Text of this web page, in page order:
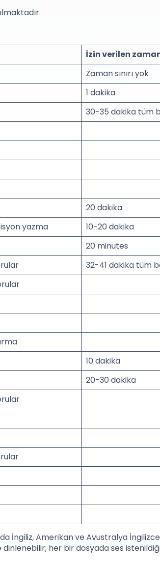
İzin verilen
Zaman sınırı yok
1 dakika
30-35 dakika tüm
20 dakika
yazma
10-20 dakika
20 minutes
32-41 dakika tüm
10 dakika
20-30 dakika
İngiliz, Amerikan ve Avustralya
her bir dosyada ses